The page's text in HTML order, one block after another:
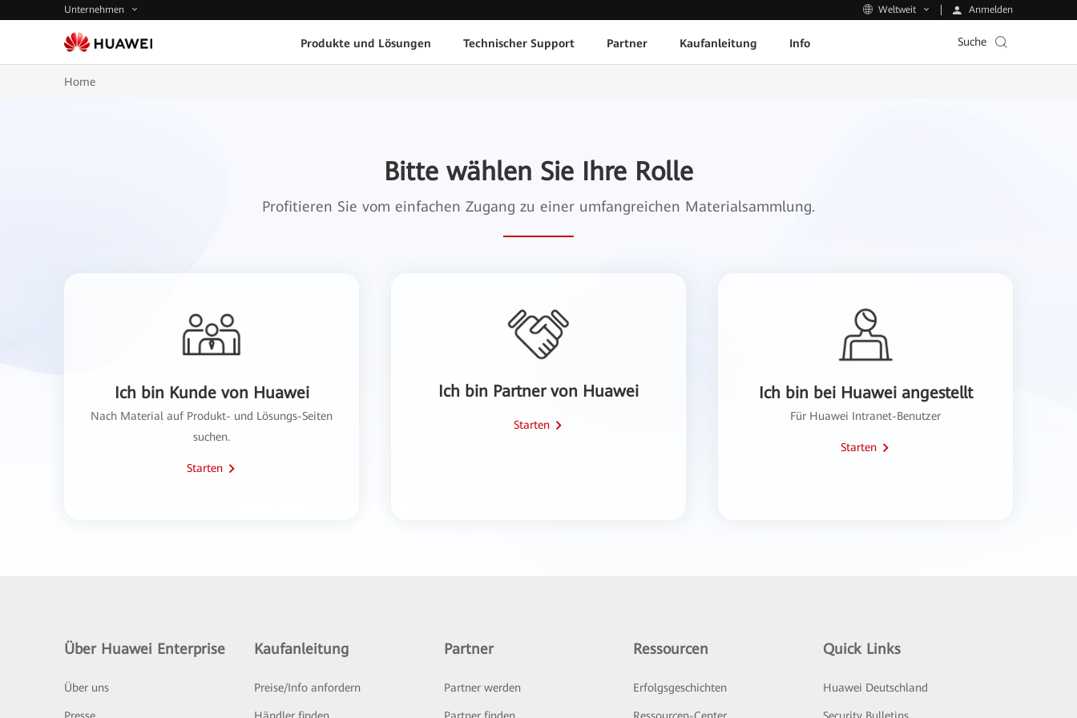
Unternehmen Weltweit Anmelden
Produkte und Lösungen Technischer Support Partner Kaufanleitung Info Suche
Home
Bitte wählen Sie Ihre Rolle
Profitieren Sie vom einfachen Zugang zu einer umfangreichen Materialsammlung.
Ich bin Kunde von Huawei
Nach Material auf Produkt- und Lösungs-Seiten
suchen.
Starten
Ich bin Partner von Huawei
Starten
Ich bin bei Huawei angestellt
Für Huawei Intranet-Benutzer
Starten
Über Huawei Enterprise
Über uns
Presse
Kaufanleitung
Preise/Info anfordern
Händler finden
Partner
Partner werden
Partner finden
Ressourcen
Erfolgsgeschichten
Ressourcen-Center
Quick Links
Huawei Deutschland
Security Bulletins